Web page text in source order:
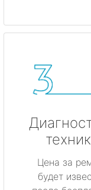
Цена за
будет